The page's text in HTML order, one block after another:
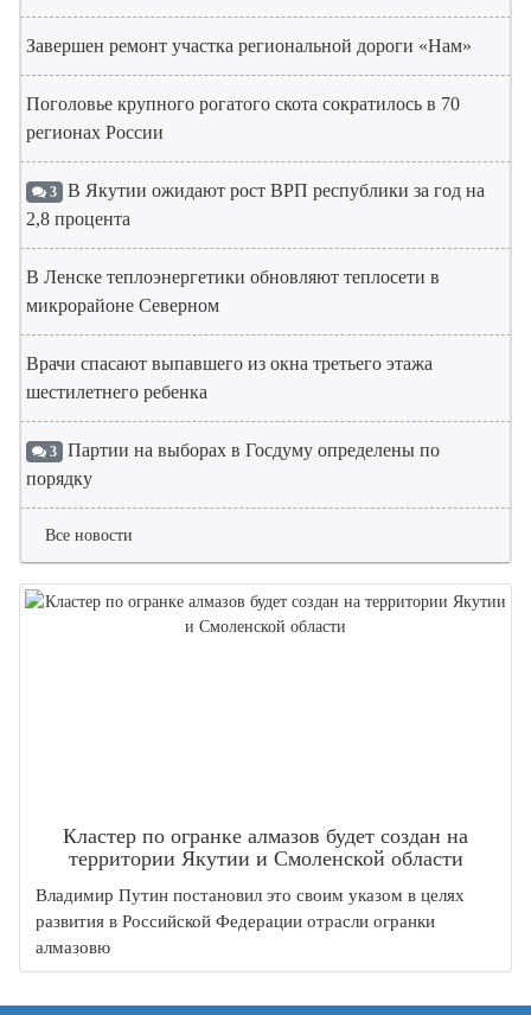
Завершен ремонт участка региональной дороги «Нам»
Поголовье крупного рогатого скота сократилось в 70
регионах России
3 В Якутии ожидают рост ВРП республики за год на
2,8 процента
В Ленске теплоэнергетики обновляют теплосети в
микрорайоне Северном
Врачи спасают выпавшего из окна третьего этажа
шестилетнего ребенка
3 Партии на выборах в Госдуму определены по
порядку
Все новости
Кластер по огранке алмазов будет создан на
территории Якутии и Смоленской области
Владимир Путин постановил это своим указом в целях
развития в Российской Федерации отрасли огранки
алмазовю